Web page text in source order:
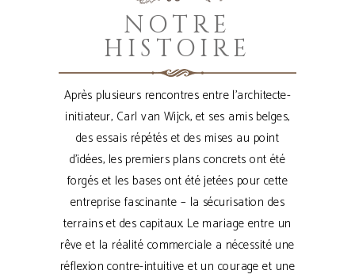
NOTRE
HISTOIRE
Après plusieurs rencontres entre l’architecte-
initiateur, Carl van Wijck, et ses amis belges,
des essais répétés et des mises au point
d’idées, les premiers plans concrets ont été
forgés et les bases ont été jetées pour cette
entreprise fascinante – la sécurisation des
terrains et des capitaux. Le mariage entre un
rêve et la réalité commerciale a nécessité une
réflexion contre-intuitive et un courage et une